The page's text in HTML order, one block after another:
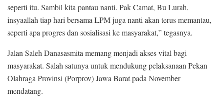
seperti itu. Sambil kita pantau nanti. Pak Camat, Bu Lurah,
insyaallah tiap hari bersama LPM juga nanti akan terus memantau,
seperti apa progres dan sosialisasi ke masyarakat,” tegasnya.
Jalan Saleh Danasasmita memang menjadi akses vital bagi
masyarakat. Salah satunya untuk mendukung pelaksanaan Pekan
Olahraga Provinsi (Porprov) Jawa Barat pada November
mendatang.